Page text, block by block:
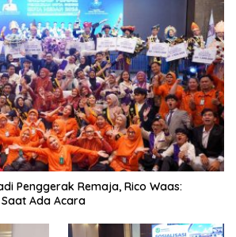
Penggerak Remaja, Rico Waas:
Ada Acara